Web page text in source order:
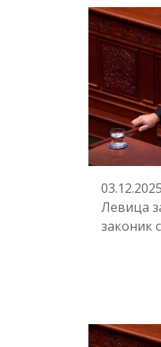
Левица
законик